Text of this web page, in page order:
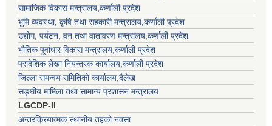
सामाजिक विकास मन्त्रालय,कर्णाली प्रदेश
भुमि व्यवस्था, कृषि तथा सहकारी मन्त्रालय,कर्णाली प्रदेश
उद्योग, पर्यटन, वन तथा वातावरण मन्त्रालय,कर्णाली प्रदेश
भौतिक पूर्वाधार विकास मन्त्रालय,कर्णाली प्रदेश
प्रादेशिक लेखा नियन्त्रक कार्यालय,कर्णाली प्रदेश
जिल्ला समन्वय समितिको कार्यालय,दैलेख
सङ्घीय मामिला तथा सामान्य प्रशासन मन्त्रालय
LGCDP-II
अन्तरक्रियात्मक स्थानीय तहको नक्सा